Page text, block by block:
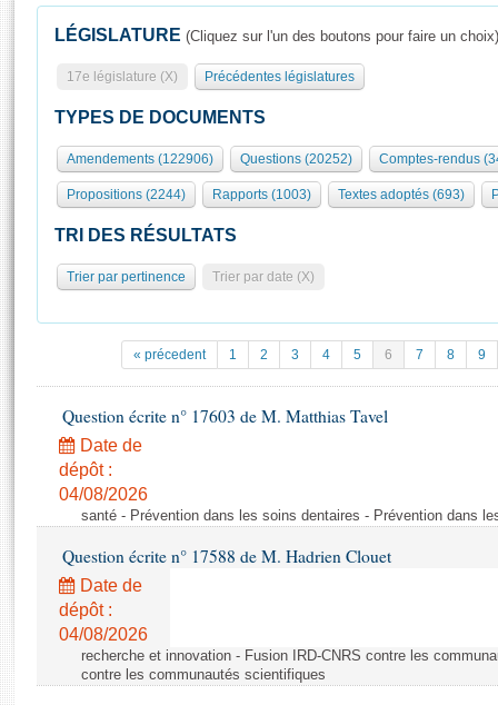
Présidence
577 députés
Groupes politiques
Séance publique
Commissions et autres organes
Europe et International
Pétitions
Projets de loi
Propositions de loi
Amendements
Textes adoptés
Rapports d'information
Rapports d'enquête
Rapports législatifs
Baromètre de l’application des lois
Rôle et pouvoirs de l'Assemblée
Organisation de l'Assemblée
Présidence Conférence des Présidents Bureau Collège des
Statistiques et chiffres clés
Documents de référence
( Constitution | Règlement de l'Assemblée ... )
Histoire
Juniors
Anciennes législatures
Liens vers les sites publics
Visiter l'Assemblée
Visite virtuelle du palais Bourbon
Assister à une séance
La Bibliothèque
Contacts et plan d'accès
Photos libres de droit
LÉGISLATURE (Cliquez sur l'un des boutons pour faire un choix)
17e législature (X) Précédentes législatures
TYPES DE DOCUMENTS
Amendements (122906) Questions (20252) Comptes-rendus
Propositions (2244) Rapports (1003) Textes adoptés (693)
TRI DES RÉSULTATS
Trier par pertinence Trier par date (X)
« précedent 1 2 3 4 5 6 7 8 9
Question écrite n° 17603 de M. Matthias Tavel
Date de
dépôt :
04/08/2026
santé - Prévention dans les soins dentaires - Prévention dans
Question écrite n° 17588 de M. Hadrien Clouet
Date de
dépôt :
04/08/2026
recherche et innovation - Fusion IRD-CNRS contre les
contre les communautés scientifiques